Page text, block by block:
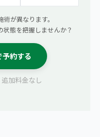
が異なります。
態を把握しませんか？
約する
加料金なし